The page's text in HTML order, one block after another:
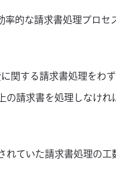
率的な請求書処理プロセ
関する請求書処理をわ
の請求書を処理しなけれ
ていた請求書処理の工